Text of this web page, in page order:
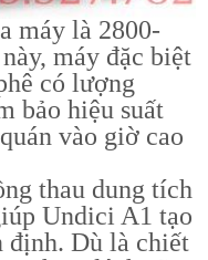
máy là 2800-
máy đặc biệt
có lượng
bảo hiệu suất
vào giờ cao
thau dung tích
Undici A1 tạo
định. Dù là chiết